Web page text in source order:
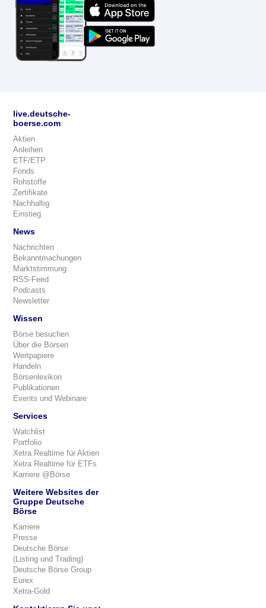
live.deutsche-
boerse.com
Aktien
Anleihen
ETF/ETP
Fonds
Rohstoffe
Zertifikate
Nachhaltig
Einstieg
News
Nachrichten
Bekanntmachungen
Marktstimmung
RSS-Feed
Podcasts
Newsletter
Wissen
Börse besuchen
Über die Börsen
Wertpapiere
Handeln
Börsenlexikon
Publikationen
Events und Webinare
Services
Watchlist
Portfolio
Xetra Realtime für Aktien
Xetra Realtime für ETFs
Karriere @Börse
Weitere Websites der
Gruppe Deutsche
Börse
Karriere
Presse
Deutsche Börse
(Listing und Trading)
Deutsche Börse Group
Eurex
Xetra-Gold